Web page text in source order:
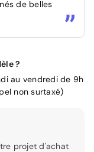
de belles
?
au vendredi de 9h
non surtaxé)
projet d'achat